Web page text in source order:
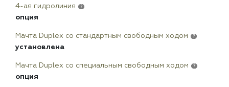
4-ая гидролиния ?
опция
Мачта Duplex сo стандартным свободным ходом ?
установлена
Мачта Duplex со специальным свободным ходом ?
опция